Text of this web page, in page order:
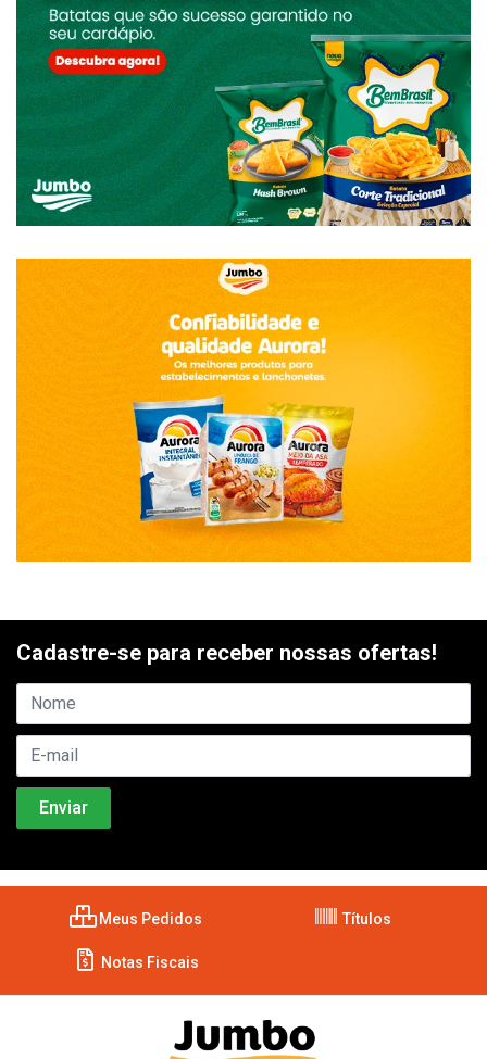
Cadastre-se para receber nossas ofertas!
Meus Pedidos Títulos
Notas Fiscais